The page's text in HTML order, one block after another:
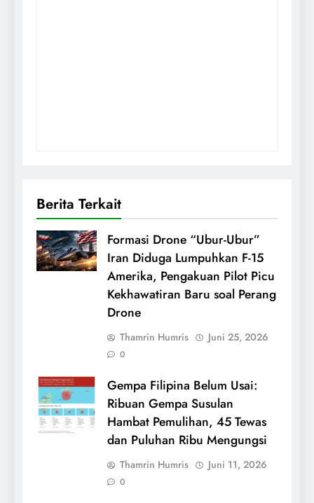
Berita Terkait
Formasi Drone “Ubur-Ubur”
Iran Diduga Lumpuhkan F-15
Amerika, Pengakuan Pilot Picu
Kekhawatiran Baru soal Perang
Drone
Thamrin Humris Juni 25, 2026
0
Gempa Filipina Belum Usai:
Ribuan Gempa Susulan
Hambat Pemulihan, 45 Tewas
dan Puluhan Ribu Mengungsi
Thamrin Humris Juni 11, 2026
0